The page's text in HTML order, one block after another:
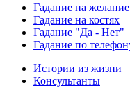
Гадание на желание
Гадание на костях
Гадание "Да - Нет"
Гадание по
Истории из жизни
Консультанты